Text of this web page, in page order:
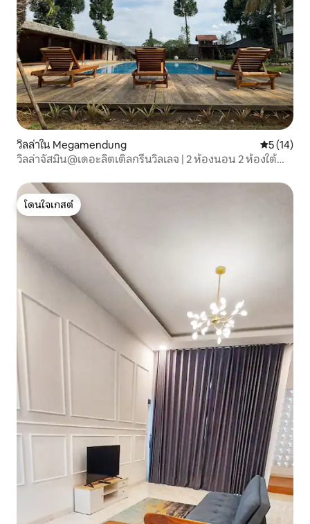
วิลล่าใน Megamendung คะแนนเฉลี่
5 (14)
วิลล่าจัสมิน@เดอะลิตเติลกรีนวิลเลจ | 2 ห้องนอน 2 ห้องใต้
โดนใจเกสต์
โดนใจเกสต์